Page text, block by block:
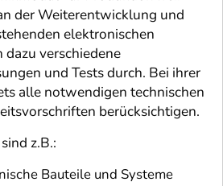
der Weiterentwicklung und
elektronischen
verschiedene
und Tests durch. Bei ihrer
alle notwendigen technischen
berücksichtigen.
z.B.:
Bauteile und Systeme